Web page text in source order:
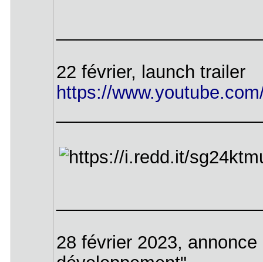
22 février, launch trailer
https://
28 février 2023,